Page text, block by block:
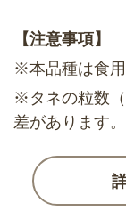
【注意事項】
※本品種は食用
※タネの粒数
差があります